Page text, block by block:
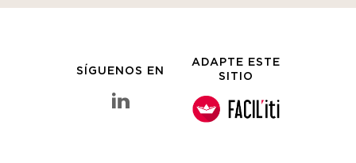
SÍGUENOS EN
linkedin Grupo Clarins
ADAPTE ESTE
SITIO